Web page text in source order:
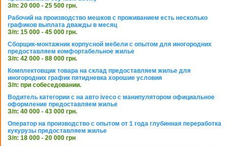
З/п: 20 000 - 25 500 грн.
Рабочий на производство мешков с проживанием есть несколько
графиков выплата дважды в месяц
З/п: 15 000 - 45 000 грн.
Сборщик-монтажник корпусной мебели с опытом для иногородних
предоставляем комфортабельное жилье
З/п: 42 000 - 88 000 грн.
Комплектовщик товара на склад предоставляем жилье для
иногородних график пятидневка хорошие условия
З/п: при собеседовании.
Водитель категории с на авто iveco с манипулятором официальное
оформление предоставляем жилье
З/п: 40 000 - 43 000 грн.
Оператор на производство с опытом от 1 года глубинная переработка
кукурузы предоставляем жилье
З/п: 18 000 - 20 000 грн